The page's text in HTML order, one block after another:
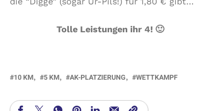
Tolle Leistungen ihr 4! 🙂
10 KM 5 KM AK-PLATZIERUNG WETTKAMPF